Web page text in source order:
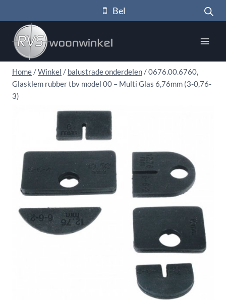
naar
inhoud
Bel
Home /Winkel / balustrade onderdelen /0676.00.6760,
Glasklem rubber tbv model 00 – Multi Glas 6,76mm (3-0,76-
3)